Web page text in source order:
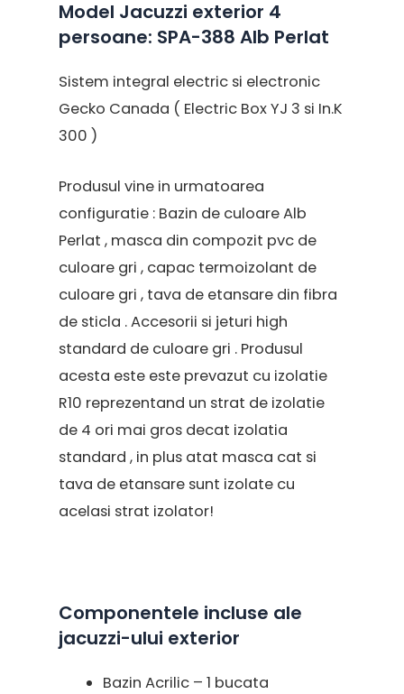
Model Jacuzzi exterior 4
persoane: SPA-388 Alb Perlat
Sistem integral electric si electronic
Gecko Canada ( Electric Box YJ 3 si In.K
300 )
Produsul vine in urmatoarea
configuratie : Bazin de culoare Alb
Perlat , masca din compozit pvc de
culoare gri , capac termoizolant de
culoare gri , tava de etansare din fibra
de sticla . Accesorii si jeturi high
standard de culoare gri . Produsul
acesta este este prevazut cu izolatie
R10 reprezentand un strat de izolatie
de 4 ori mai gros decat izolatia
standard , in plus atat masca cat si
tava de etansare sunt izolate cu
acelasi strat izolator!
Componentele incluse ale
jacuzzi-ului exterior
Bazin Acrilic – 1 bucata